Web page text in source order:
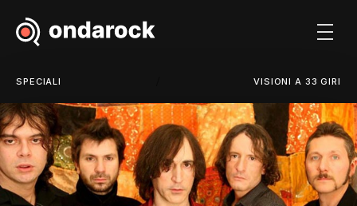
SPECIALI VISIONI A 33 GIRI